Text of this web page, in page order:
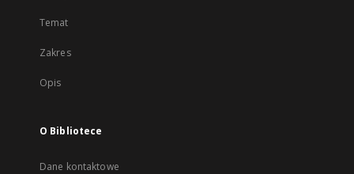
Temat
Zakres
Opis
O Bibliotece
Dane kontaktowe